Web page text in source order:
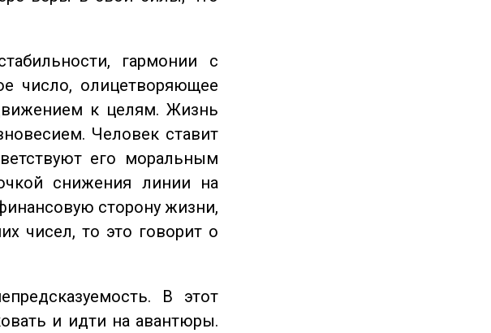
гармонии с
число, олицетворяющее
к целям. Жизнь
Человек ставит
его моральным
снижения линии на
сторону жизни,
чисел, то это говорит о
В этот
и идти на авантюры.